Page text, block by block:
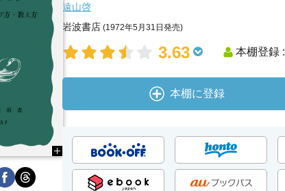
遠山啓
岩波書店 (1972年5月31日発売)
3.63 本棚登録 :
本棚に登録